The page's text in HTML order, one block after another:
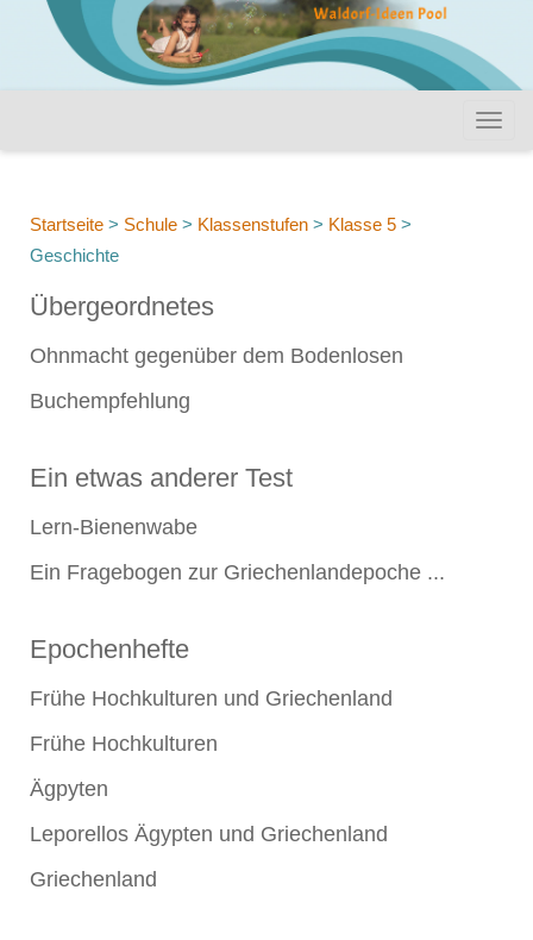
Startseite > Schule > Klassenstufen > Klasse 5 >
Geschichte
Übergeordnetes
Ohnmacht gegenüber dem Bodenlosen
Buchempfehlung
Ein etwas anderer Test
Lern-Bienenwabe
Ein Fragebogen zur Griechenlandepoche ...
Epochenhefte
Frühe Hochkulturen und Griechenland
Frühe Hochkulturen
Ägpyten
Leporellos Ägypten und Griechenland
Griechenland